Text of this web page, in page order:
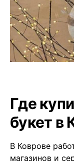
Где
букет в
В Коврове
магазинов и